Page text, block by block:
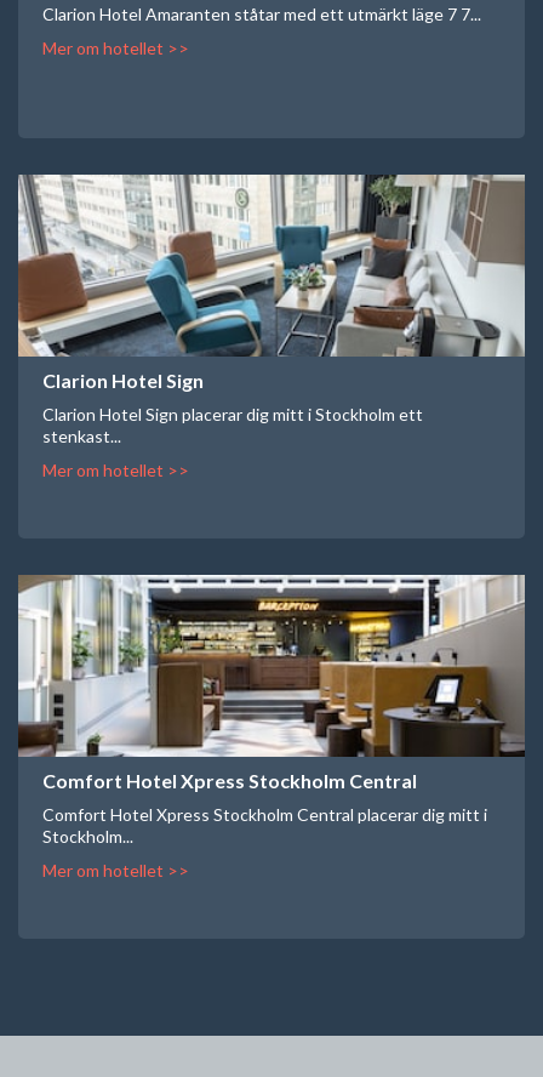
Clarion Hotel Amaranten ståtar med ett utmärkt läge 7 7...
Mer om hotellet >>
Clarion Hotel Sign
Clarion Hotel Sign placerar dig mitt i Stockholm ett
stenkast...
Mer om hotellet >>
Comfort Hotel Xpress Stockholm Central
Comfort Hotel Xpress Stockholm Central placerar dig mitt i
Stockholm...
Mer om hotellet >>